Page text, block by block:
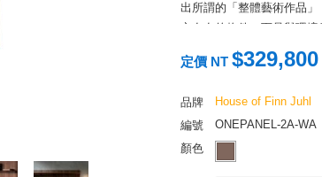
出所謂的「整體藝術作品
立存在的物件，而是與環
將收納機能自然融入室內
定價 NT $329,800
品牌
House of Finn Juhl
編號
ONEPANEL-2A-WA
顏色